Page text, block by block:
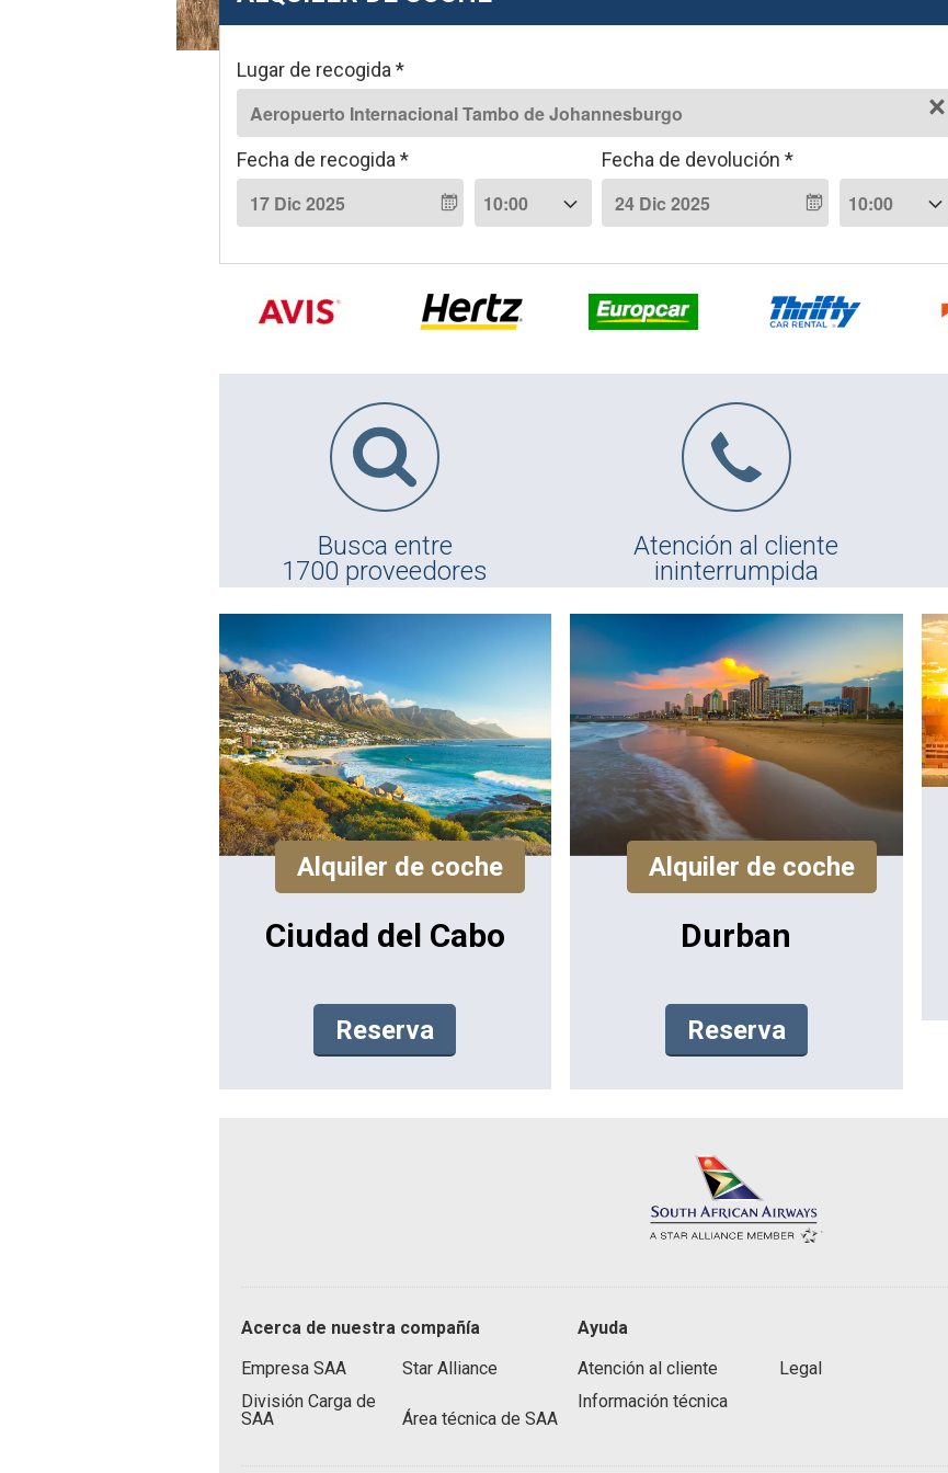
a
Lugar de recogida *
Fecha de recogida *
Fecha de devolución *
Busca entre
1700 proveedores
Atención al cliente
ininterrumpida
Ciudad del Cabo
Alquiler de coche
Reserva
Durban
Alquiler de coche
Reserva
i
e
d
e
Acerca de nuestra compañía
Empresa SAA
Star Alliance
División Carga de
SAA
Área técnica de SAA
Ayuda
Atención al cliente
Legal
Información técnica